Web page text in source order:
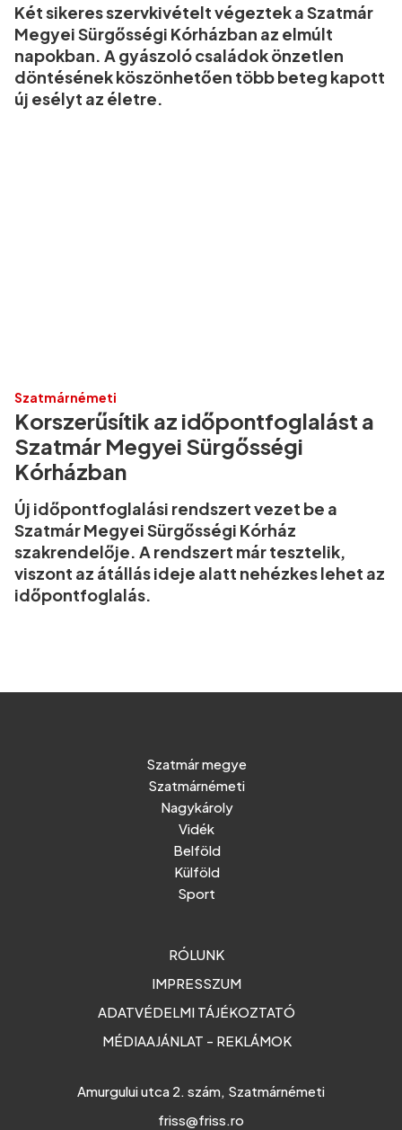
Két sikeres szervkivételt végeztek a Szatmár
Megyei Sürgősségi Kórházban az elmúlt
napokban. A gyászoló családok önzetlen
döntésének köszönhetően több beteg kapott
új esélyt az életre.
Szatmárnémeti
Korszerűsítik az időpontfoglalást a
Szatmár Megyei Sürgősségi
Kórházban
Új időpontfoglalási rendszert vezet be a
Szatmár Megyei Sürgősségi Kórház
szakrendelője. A rendszert már tesztelik,
viszont az átállás ideje alatt nehézkes lehet az
időpontfoglalás.
Szatmár megye
Szatmárnémeti
Nagykároly
Vidék
Belföld
Külföld
Sport
RÓLUNK
IMPRESSZUM
ADATVÉDELMI TÁJÉKOZTATÓ
MÉDIAAJÁNLAT - REKLÁMOK
Amurgului utca 2. szám, Szatmárnémeti
friss@friss.ro